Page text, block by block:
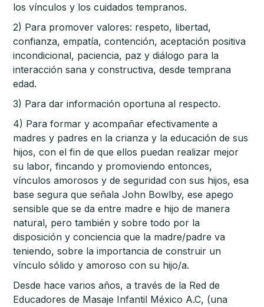
los vínculos y los cuidados tempranos.
2) Para promover valores: respeto, libertad,
confianza, empatía, contención, aceptación positiva
incondicional, paciencia, paz y diálogo para la
interacción sana y constructiva, desde temprana
edad.
3) Para dar información oportuna al respecto.
4) Para formar y acompañar efectivamente a
madres y padres en la crianza y la educación de sus
hijos, con el fin de que ellos puedan realizar mejor
su labor, fincando y promoviendo entonces,
vínculos amorosos y de seguridad con sus hijos, esa
base segura que señala John Bowlby, ese apego
sensible que se da entre madre e hijo de manera
natural, pero también y sobre todo por la
disposición y conciencia que la madre/padre va
teniendo, sobre la importancia de construir un
vínculo sólido y amoroso con su hijo/a.
Desde hace varios años, a través de la Red de
Educadores de Masaje Infantil México A.C, (una